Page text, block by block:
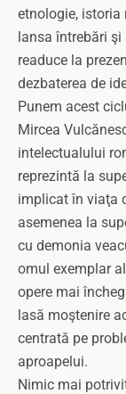
etnologie, istoria
lansa întrebări
readuce la
dezbaterea de
Punem acest
Mircea
intelectualului
reprezintă la
implicat în viaţa
asemenea la
cu demonia
omul exemplar
opere mai
lasă moştenire
centrată pe
aproapelui.
Nimic mai